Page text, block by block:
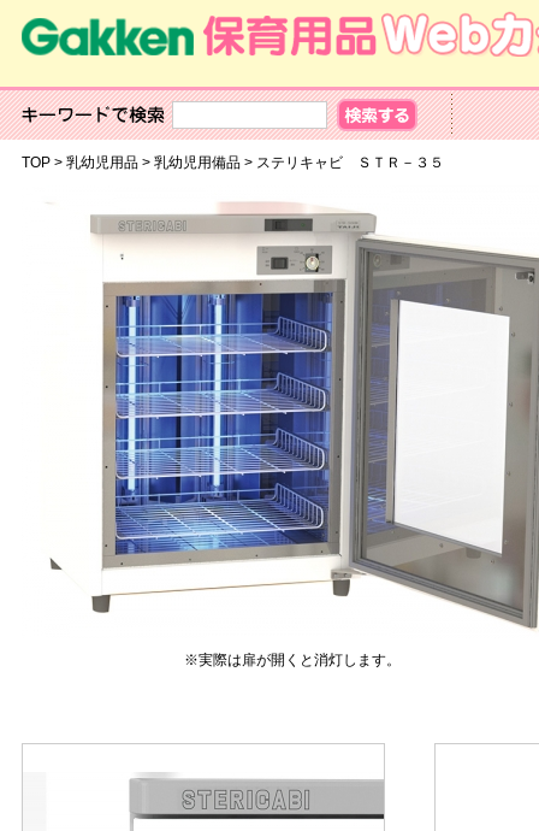
TOP> 乳幼児用品> 乳幼児用備品> ステリキャビ ＳＴＲ－３５
※実際は扉が開くと消灯します。